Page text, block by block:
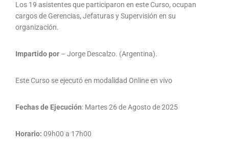
Los 19 asistentes que participaron en este Curso, ocupan
cargos de Gerencias, Jefaturas y Supervisión en su
organización.
Impartido por – Jorge Descalzo. (Argentina).
Este Curso se ejecutó en modalidad Online en vivo
Fechas de Ejecución: Martes 26 de Agosto de 2025
Horario: 09h00 a 17h00